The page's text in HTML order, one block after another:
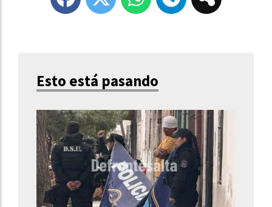
Esto está pasando